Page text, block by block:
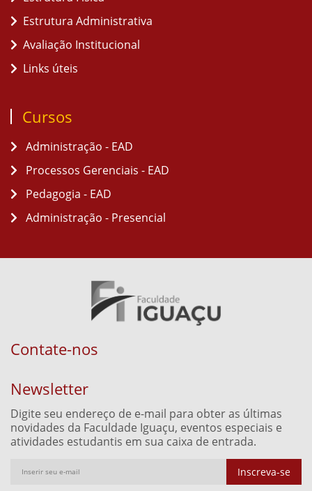
Estrutura Administrativa
Avaliação Institucional
Links úteis
Cursos
Administração - EAD
Processos Gerenciais - EAD
Pedagogia - EAD
Administração - Presencial
Contate-nos
Newsletter
Digite seu endereço de e-mail para obter as últimas
novidades da Faculdade Iguaçu, eventos especiais e
atividades estudantis em sua caixa de entrada.
Inscreva-se